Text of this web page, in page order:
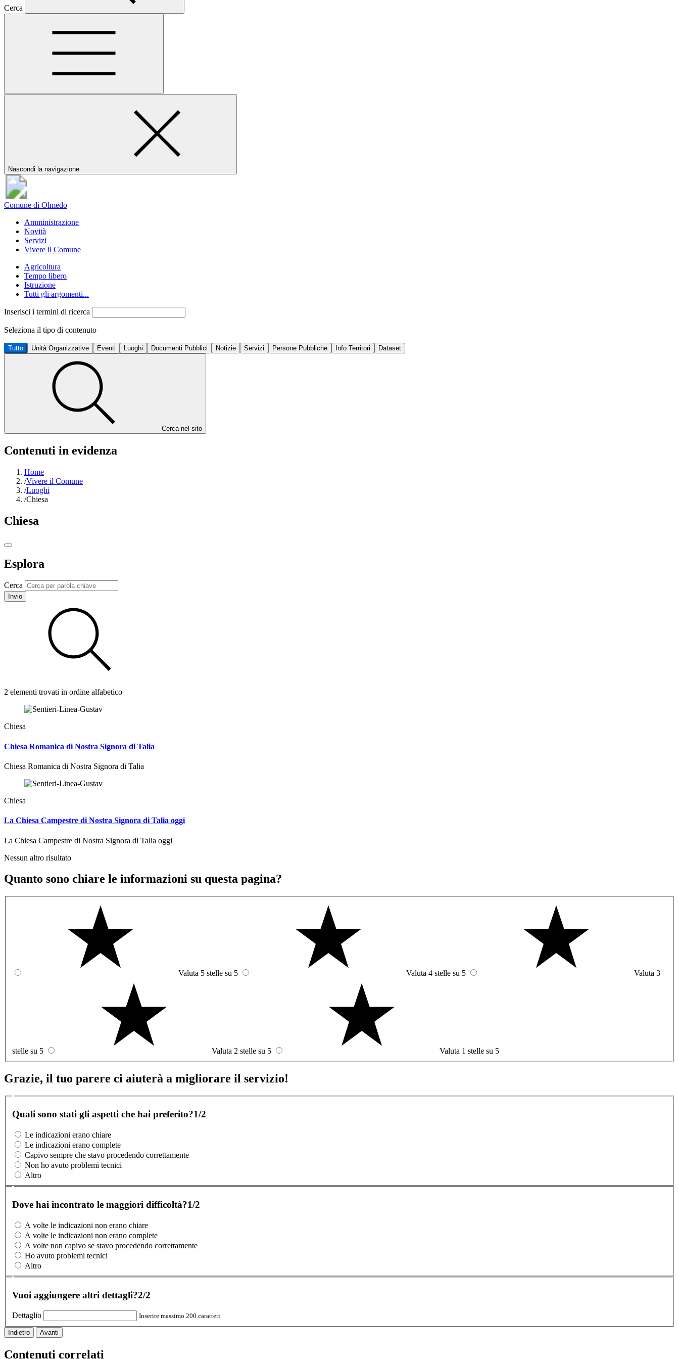
Cerca
Nascondi la navigazione
Comune di Olmedo
Amministrazione
Novità
Servizi
Vivere il Comune
Agricoltura
Tempo libero
Istruzione
Tutti gli argomenti...
Inserisci i termini di ricerca
Seleziona il tipo di contenuto
Tutto Unità Organizzative Eventi Luoghi Documenti Pubblici Notizie Servizi Persone Pubbliche Info Territori Dataset
Cerca nel sito
Contenuti in evidenza
Home
/Vivere il Comune
/Luoghi
/Chiesa
Chiesa
Esplora
Cerca
Invio
2 elementi trovati in ordine alfabetico
Chiesa
Chiesa Romanica di Nostra Signora di Talia
Chiesa Romanica di Nostra Signora di Talia
Chiesa
La Chiesa Campestre di Nostra Signora di Talia oggi
La Chiesa Campestre di Nostra Signora di Talia oggi
Nessun altro risultato
Quanto sono chiare le informazioni su questa pagina?
Valuta 5 stelle su 5 Valuta 4 stelle su 5 Valuta 3
stelle su 5 Valuta 2 stelle su 5 Valuta 1 stelle su 5
Grazie, il tuo parere ci aiuterà a migliorare il servizio!
Quali sono stati gli aspetti che hai preferito?1/2
Le indicazioni erano chiare
Le indicazioni erano complete
Capivo sempre che stavo procedendo correttamente
Non ho avuto problemi tecnici
Altro
Dove hai incontrato le maggiori difficoltà?1/2
A volte le indicazioni non erano chiare
A volte le indicazioni non erano complete
A volte non capivo se stavo procedendo correttamente
Ho avuto problemi tecnici
Altro
Vuoi aggiungere altri dettagli?2/2
Dettaglio Inserire massimo 200 caratteri
Indietro Avanti
Contenuti correlati